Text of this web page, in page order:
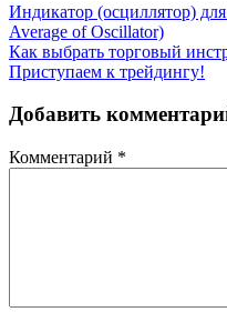
Индикатор (осциллятор)
Average of Oscillator)
Как выбрать торговый
Приступаем к трейдингу!
Добавить
Комментарий *